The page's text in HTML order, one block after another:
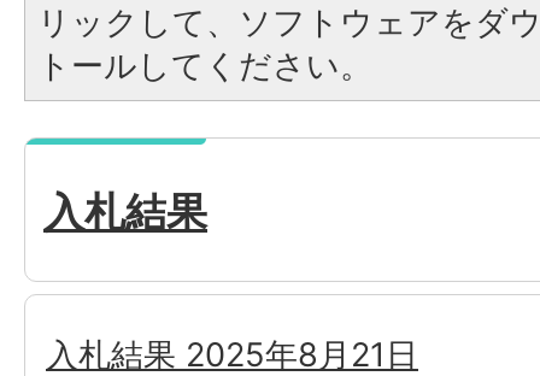
リックして、ソフトウェアをダ
トールしてください。
入札結果
入札結果 2025年8月21日